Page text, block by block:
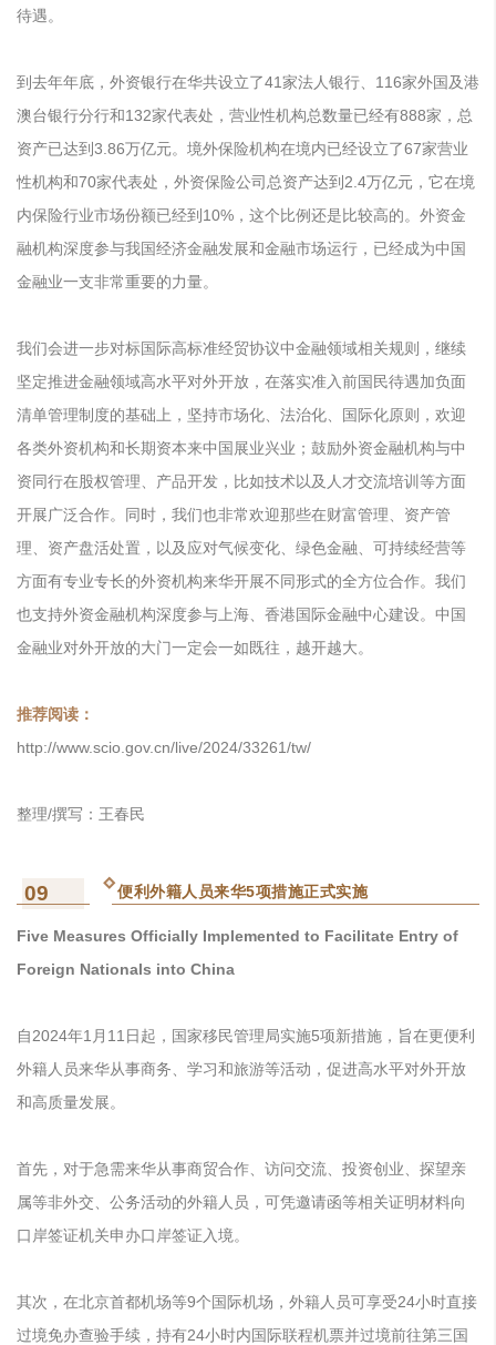
待遇。
到去年年底，外资银行在华共设立了41家法人银行、116家外国及港
澳台银行分行和132家代表处，营业性机构总数量已经有888家，总
资产已达到3.86万亿元。境外保险机构在境内已经设立了67家营业
性机构和70家代表处，外资保险公司总资产达到2.4万亿元，它在境
内保险行业市场份额已经到10%，这个比例还是比较高的。外资金
融机构深度参与我国经济金融发展和金融市场运行，已经成为中国
金融业一支非常重要的力量。
我们会进一步对标国际高标准经贸协议中金融领域相关规则，继续
坚定推进金融领域高水平对外开放，在落实准入前国民待遇加负面
清单管理制度的基础上，坚持市场化、法治化、国际化原则，欢迎
各类外资机构和长期资本来中国展业兴业；鼓励外资金融机构与中
资同行在股权管理、产品开发，比如技术以及人才交流培训等方面
开展广泛合作。同时，我们也非常欢迎那些在财富管理、资产管
理、资产盘活处置，以及应对气候变化、绿色金融、可持续经营等
方面有专业专长的外资机构来华开展不同形式的全方位合作。我们
也支持外资金融机构深度参与上海、香港国际金融中心建设。中国
金融业对外开放的大门一定会一如既往，越开越大。
推荐阅读：
http://www.scio.gov.cn/live/2024/33261/tw/
整理/撰写：王春民
09 便利外籍人员来华5项措施正式实施
Five Measures Officially Implemented to Facilitate Entry of
Foreign Nationals into China
自2024年1月11日起，国家移民管理局实施5项新措施，旨在更便利
外籍人员来华从事商务、学习和旅游等活动，促进高水平对外开放
和高质量发展。
首先，对于急需来华从事商贸合作、访问交流、投资创业、探望亲
属等非外交、公务活动的外籍人员，可凭邀请函等相关证明材料向
口岸签证机关申办口岸签证入境。
其次，在北京首都机场等9个国际机场，外籍人员可享受24小时直接
过境免办查验手续，持有24小时内国际联程机票并过境前往第三国